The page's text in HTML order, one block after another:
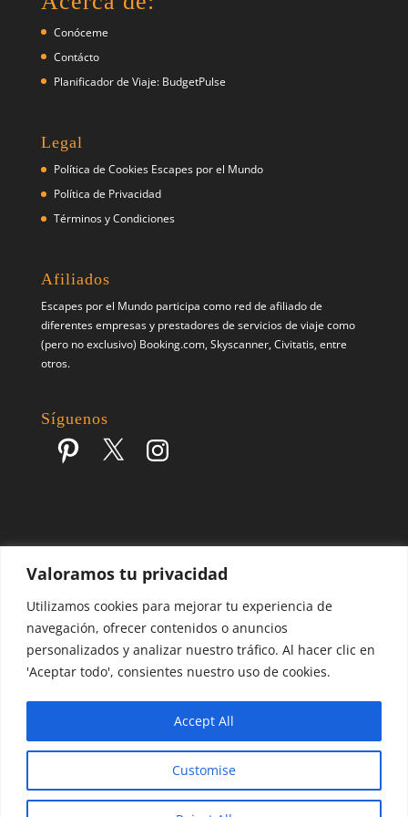
Valoramos tu privacidad
Utilizamos cookies para mejorar tu experiencia de
navegación, ofrecer contenidos o anuncios
personalizados y analizar nuestro tráfico. Al hacer clic en
'Aceptar todo', consientes nuestro uso de cookies.
Customise
Accept All
Conóceme
Contácto
Planificador de Viaje: BudgetPulse
Legal
Política de Cookies Escapes por el Mundo
Política de Privacidad
Términos y Condiciones
Afiliados
Escapes por el Mundo participa como red de afiliado de
diferentes empresas y prestadores de servicios de viaje como
(pero no exclusivo) Booking.com, Skyscanner, Civitatis, entre
otros.
Síguenos
Pinterest X Instagram
Escapes por el Mundo | Blog de Viajes | 2017 - 2026 ©